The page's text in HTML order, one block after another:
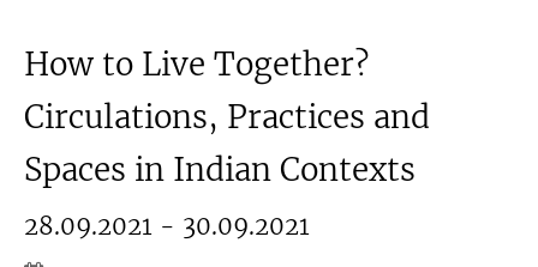
How to Live Together?
Circulations, Practices and
Spaces in Indian Contexts
28.09.2021 - 30.09.2021